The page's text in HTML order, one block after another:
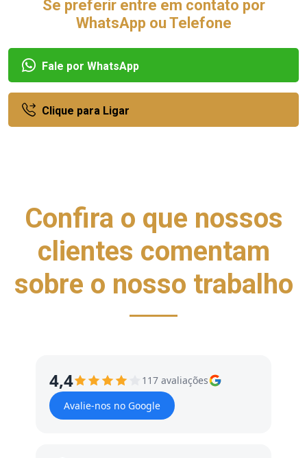
Se preferir entre em contato por
WhatsApp ou Telefone
Fale por WhatsApp
Clique para Ligar
Confira o que nossos
clientes comentam
sobre o nosso trabalho
4,4
117 avaliações
Avalie-nos no Google